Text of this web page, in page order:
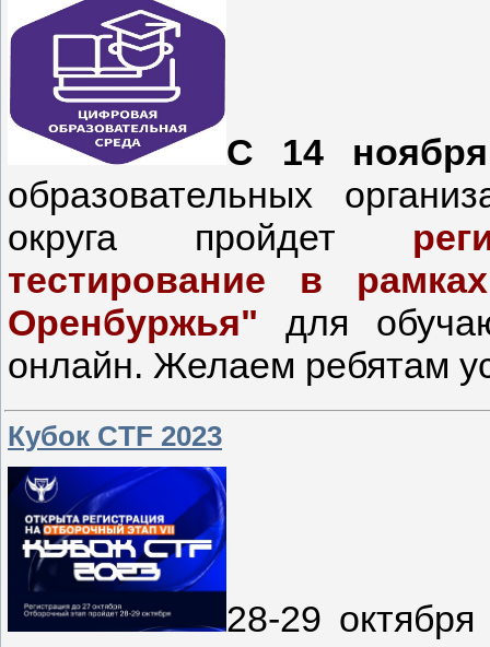
С 14
образовательных
округа пройдет
тестирование в
Оренбуржья" для
онлайн. Желаем ребятам
Кубок CTF 2023
28-29